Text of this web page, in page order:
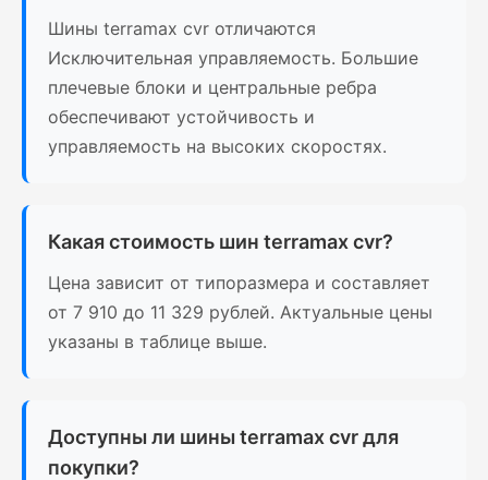
Шины terramax cvr отличаются
Исключительная управляемость. Большие
плечевые блоки и центральные ребра
обеспечивают устойчивость и
управляемость на высоких скоростях.
Какая стоимость шин terramax cvr?
Цена зависит от типоразмера и составляет
от 7 910 до 11 329 рублей. Актуальные цены
указаны в таблице выше.
Доступны ли шины terramax cvr для
покупки?